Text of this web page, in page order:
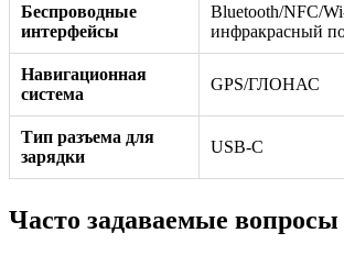
Беспроводные
интерфейсы
Bluetooth/NFC/
инфракрасный
Навигационная
система
GPS/ГЛОНАС
Тип разъема для
зарядки
USB-C
Часто задаваемые вопросы